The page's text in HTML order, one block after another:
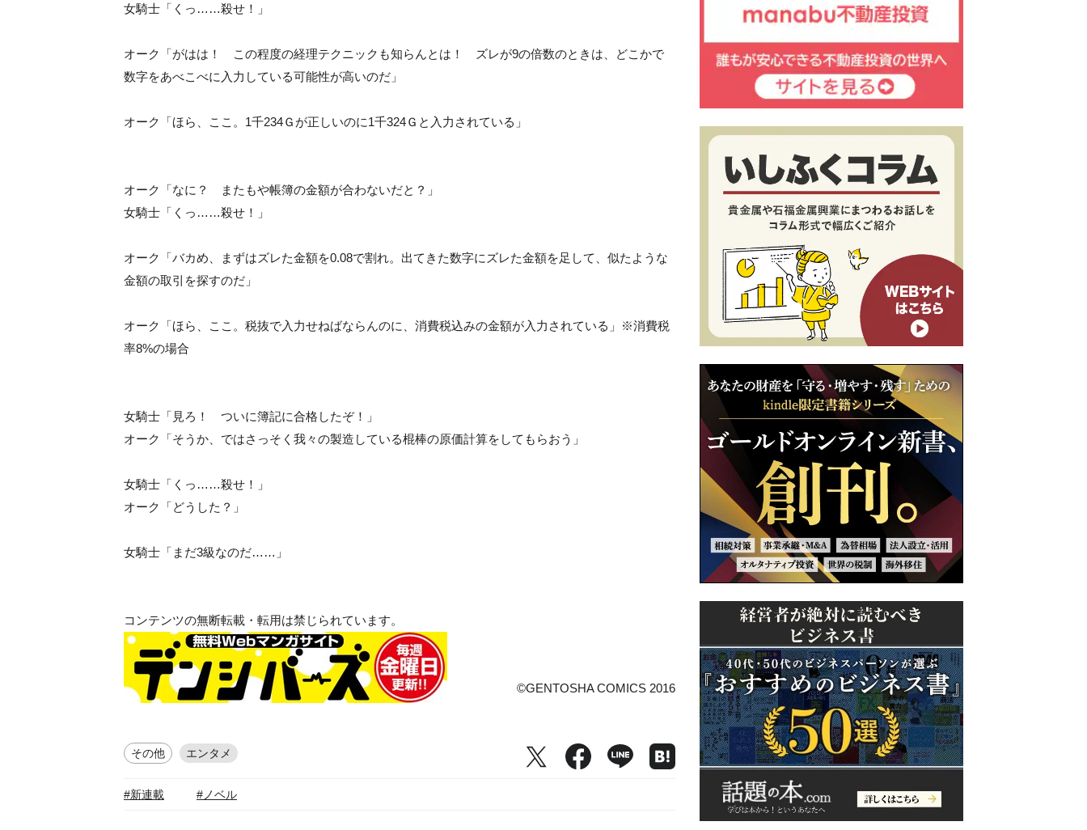
女騎士「くっ……殺せ！」
オーク「がはは！ この程度の経理テクニックも知らんとは！ ズレが9の倍数のときは、どこかで
数字をあべこべに入力している可能性が高いのだ」
オーク「ほら、ここ。1千234Ｇが正しいのに1千324Ｇと入力されている」
オーク「なに？ またもや帳簿の金額が合わないだと？」
女騎士「くっ……殺せ！」
オーク「バカめ、まずはズレた金額を0.08で割れ。出てきた数字にズレた金額を足して、似たような
金額の取引を探すのだ」
オーク「ほら、ここ。税抜で入力せねばならんのに、消費税込みの金額が入力されている」※消費税
率8%の場合
女騎士「見ろ！ ついに簿記に合格したぞ！」
オーク「そうか、ではさっそく我々の製造している棍棒の原価計算をしてもらおう」
女騎士「くっ……殺せ！」
オーク「どうした？」
女騎士「まだ3級なのだ……」
コンテンツの無断転載・転用は禁じられています。
©GENTOSHA COMICS 2016
その他 エンタメ
#新連載 #ノベル